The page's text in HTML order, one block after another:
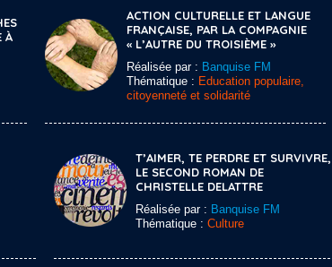
À
ACTION CULTURELLE ET LANGUE
FRANÇAISE, PAR LA COMPAGNIE
« L’AUTRE DU TROISIÈME »
Réalisée par : Banquise FM
Thématique : Education populaire,
citoyenneté et solidarité
T’AIMER, TE PERDRE ET SURVIVRE,
LE SECOND ROMAN DE
CHRISTELLE DELATTRE
Réalisée par : Banquise FM
Thématique : Culture